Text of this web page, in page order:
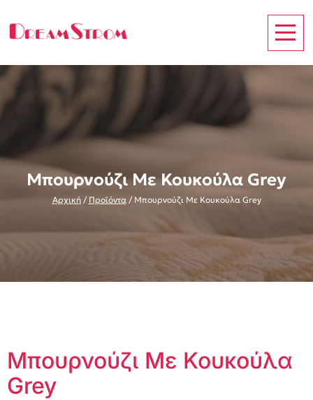
Μπουρνούζι Με Κουκούλα Grey
Αρχική/ Προϊόντα/ Μπουρνούζι Με Κουκούλα Grey
Μπουρνούζι Με Κουκούλα
Grey